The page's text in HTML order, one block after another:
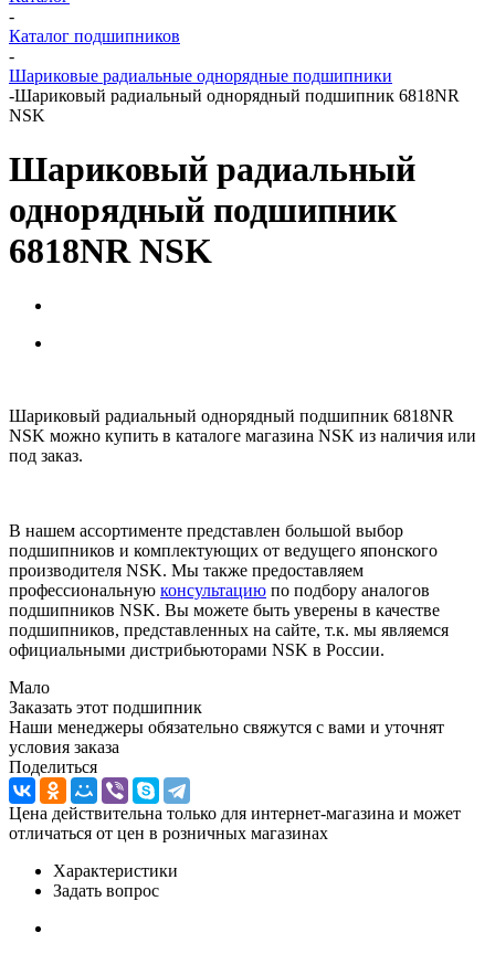
-
Каталог подшипников
-
Шариковые радиальные однорядные подшипники
-Шариковый радиальный однорядный подшипник 6818NR
NSK
Шариковый радиальный
однорядный подшипник
6818NR NSK
Шариковый радиальный однорядный подшипник 6818NR
NSK можно купить в каталоге магазина NSK из наличия или
под заказ.
В нашем ассортименте представлен большой выбор
подшипников и комплектующих от ведущего японского
производителя NSK. Мы также предоставляем
профессиональную консультацию по подбору аналогов
подшипников NSK. Вы можете быть уверены в качестве
подшипников, представленных на сайте, т.к. мы являемся
официальными дистрибьюторами NSK в России.
Мало
Заказать этот подшипник
Наши менеджеры обязательно свяжутся с вами и уточнят
условия заказа
Поделиться
Цена действительна только для интернет-магазина и может
отличаться от цен в розничных магазинах
Характеристики
Задать вопрос